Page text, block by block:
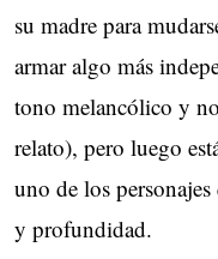
su madre para
armar algo más
tono melancólico y
relato), pero luego
uno de los
y profundidad.